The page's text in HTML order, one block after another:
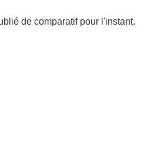
de comparatif pour l'instant.